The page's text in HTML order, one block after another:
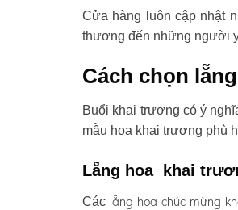
Cửa hàng luôn cập nhật
thương đến những người
Cách chọn
Buổi khai trương có ý
mẫu hoa khai trương phù
Lẵng hoa khai
Các lẵng hoa chúc mừng